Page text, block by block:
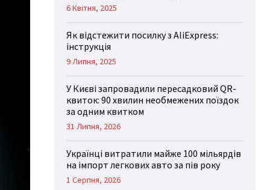
6 Квітня, 2025
Як відстежити посилку з AliExpress:
інструкція
9 Липня, 2025
У Києві запровадили пересадковий QR-
квиток: 90 хвилин необмежених поїздок
за одним квитком
31 Липня, 2026
Українці витратили майже 100 мільярдів
на імпорт легкових авто за пів року
1 Серпня, 2026